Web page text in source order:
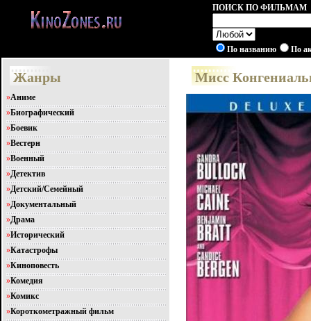
ПОИСК ПО ФИЛЬМАМ
По названию По
Жанры
»Аниме
»Биографический
»Боевик
»Вестерн
»Военный
»Детектив
»Детский/Семейный
»Документальный
»Драма
»Исторический
»Катастрофы
»Киноповесть
»Комедия
»Комикс
»Короткометражный фильм
Мисс